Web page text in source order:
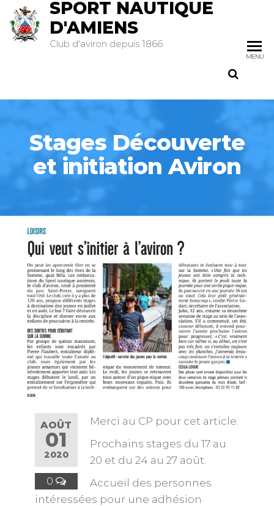
SPORT NAUTIQUE
D'AMIENS
Club d'aviron depuis 1866
MENU
Stages Découverte
et initiation Aviron
AOÛT
01
2020
0
Merci au CP pour cet article.
Prochains stages du 17 au
20 et du 24 au 27 août.
Accueil des personnes
intéressées pour une adhésion